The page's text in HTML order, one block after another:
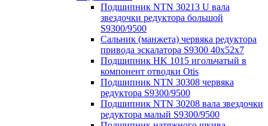
Подшипник NTN 30213 U вала
звездочки редуктора большой
S9300/9500
Сальник (манжета) червяка редуктора
привода эскалатора S9300 40х52х7
Подшипник HK 1015 игольчатый в
компонент отводки Otis
Подшипник NTN 30308 червяка
редуктора S9300/9500
Подшипник NTN 30208 вала звездочки
редуктора малый S9300/9500